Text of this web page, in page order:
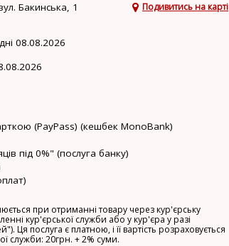
Бакинська, 1 Подивитись на карті
08.08.2026
(PayPass) (кешбек MonoBank)
під 0%" (послуга банку)
при отриманні товару через кур'єрську
кур'єрської служби або у кур'єра у разі
Ця послуга є платною, і її вартість розраховується
служби: 20грн. + 2% суми.